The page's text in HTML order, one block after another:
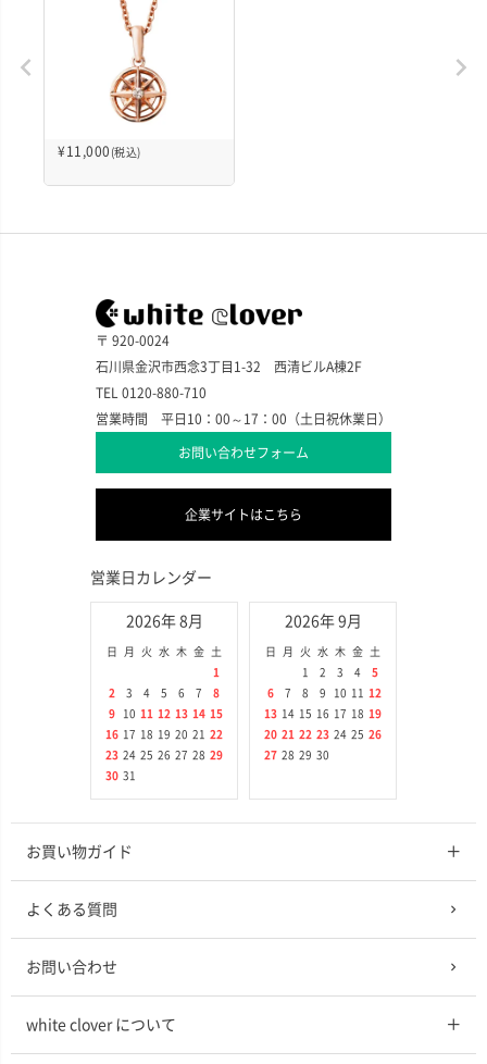
¥ 11,000 (税込)
〒 920-0024
石川県金沢市西念3丁目1-32 西清ビルA棟2F
TEL 0120-880-710
営業時間 平日10：00～17：00（土日祝休業日）
お問い合わせフォーム
企業サイトはこちら
営業日カレンダー
2026年 8月
日 月 火 水 木 金
土
1
2
3 4 5 6 7
8
9
10 11 12 13 14 15
16 17 18 19 20 21
22
23 24 25 26 27 28 29
30 31
2026年 9月
日 月 火 水 木 金
土
1
2 3 4
5
6
7 8 9 10 11
12
13 14 15 16 17 18 19
20 21 22 23 24 25 26
27 28 29 30
お買い物ガイド
よくある質問
お問い合わせ
white clover について